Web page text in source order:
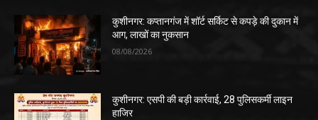
कुशीनगर: कप्तानगंज में शॉर्ट सर्किट से कपड़े की दुकान में
आग, लाखों का नुकसान
08/08/2026
कुशीनगर: एसपी की बड़ी कार्रवाई, 28 पुलिसकर्मी लाइन
हाजिर